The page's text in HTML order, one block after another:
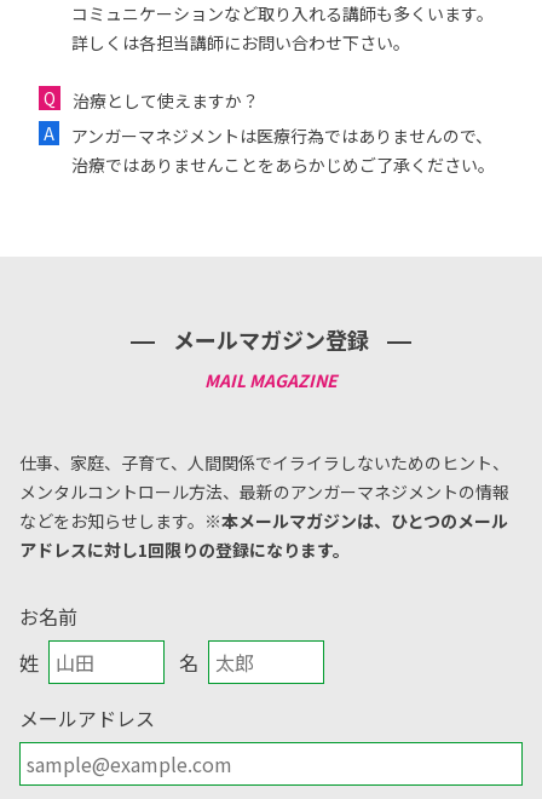
コミュニケーションなど取り入れる講師も多くいます。
詳しくは各担当講師にお問い合わせ下さい。
治療として使えますか？
アンガーマネジメントは医療行為ではありませんので、
治療ではありませんことをあらかじめご了承ください。
メールマガジン登録
仕事、家庭、子育て、人間関係でイライラしないためのヒント、
メンタルコントロール方法、 最新のアンガーマネジメントの情報
などをお知らせします。 ※本メールマガジンは、ひとつのメール
アドレスに対し1回限りの登録になります。
お名前
姓
名
メールアドレス